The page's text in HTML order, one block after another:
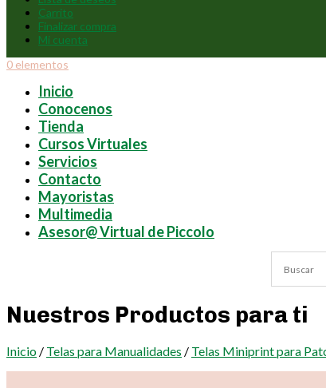
Carrito
Finalizar compra
Mi cuenta
0 elementos
Inicio
Conocenos
Tienda
Cursos Virtuales
Servicios
Contacto
Mayoristas
Multimedia
Asesor@ Virtual de Piccolo
Nuestros Productos para ti
Inicio / Telas para Manualidades / Telas Miniprint para